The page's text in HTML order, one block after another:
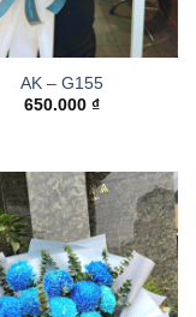
AK – G155
650.000 ₫